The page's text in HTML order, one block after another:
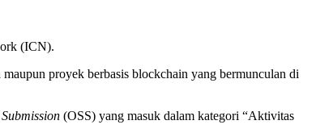
(ICN).
proyek berbasis blockchain yang bermunculan di
(OSS) yang masuk dalam kategori “Aktivitas